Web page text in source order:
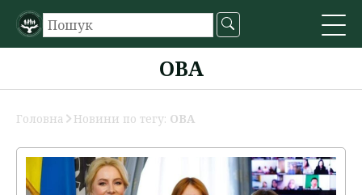
ОВА
Головна Новини по тегу: ОВА